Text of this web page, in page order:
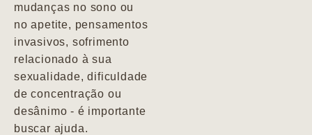
mudanças no sono ou
no apetite, pensamentos
invasivos, sofrimento
relacionado à sua
sexualidade, dificuldade
de concentração ou
desânimo - é importante
buscar ajuda.